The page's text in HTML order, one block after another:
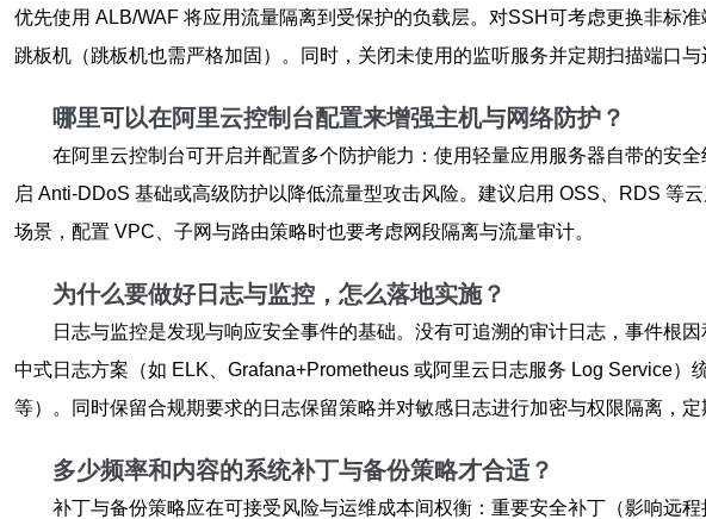
优先使用 ALB/WAF 将应用流量隔离到受保护的负载层。对SSH可考虑更换非标
跳板机（跳板机也需严格加固）。同时，关闭未使用的监听服务并定期扫描端口与
哪里可以在阿里云控制台配置来增强主机与网络防护？
在阿里云控制台可开启并配置多个防护能力：使用轻量应用服务器自带的安
启 Anti-DDoS 基础或高级防护以降低流量型攻击风险。建议启用 OSS、RDS 等
场景，配置 VPC、子网与路由策略时也要考虑网段隔离与流量审计。
为什么要做好日志与监控，怎么落地实施？
日志与监控是发现与响应安全事件的基础。没有可追溯的审计日志，事件根
中式日志方案（如 ELK、Grafana+Prometheus 或阿里云日志服务 Log Service
等）。同时保留合规期要求的日志保留策略并对敏感日志进行加密与权限隔离，定
多少频率和内容的系统补丁与备份策略才合适？
补丁与备份策略应在可接受风险与运维成本间权衡：重要安全补丁（影响远